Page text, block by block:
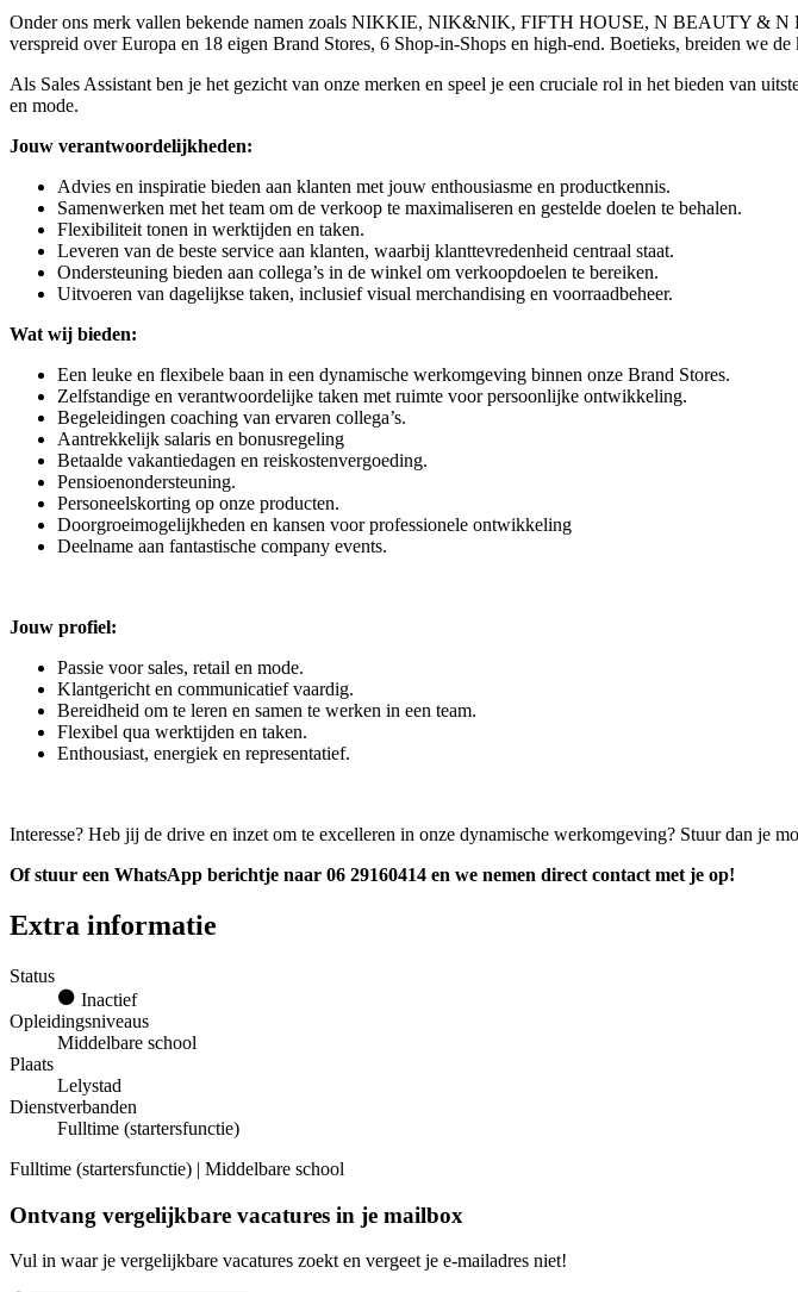
Onder ons merk vallen bekende namen zoals NIKKIE, NIK&NIK, FIFTH HOUSE, N BEAUTY & N
verspreid over Europa en 18 eigen Brand Stores, 6 Shop-in-Shops en high-end. Boetieks, breiden we
Als Sales Assistant ben je het gezicht van onze merken en speel je een cruciale rol in het bieden van
en mode.
Jouw verantwoordelijkheden:
Advies en inspiratie bieden aan klanten met jouw enthousiasme en productkennis.
Samenwerken met het team om de verkoop te maximaliseren en gestelde doelen te behalen.
Flexibiliteit tonen in werktijden en taken.
Leveren van de beste service aan klanten, waarbij klanttevredenheid centraal staat.
Ondersteuning bieden aan collega’s in de winkel om verkoopdoelen te bereiken.
Uitvoeren van dagelijkse taken, inclusief visual merchandising en voorraadbeheer.
Wat wij bieden:
Een leuke en flexibele baan in een dynamische werkomgeving binnen onze Brand Stores.
Zelfstandige en verantwoordelijke taken met ruimte voor persoonlijke ontwikkeling.
Begeleidingen coaching van ervaren collega’s.
Aantrekkelijk salaris en bonusregeling
Betaalde vakantiedagen en reiskostenvergoeding.
Pensioenondersteuning.
Personeelskorting op onze producten.
Doorgroeimogelijkheden en kansen voor professionele ontwikkeling
Deelname aan fantastische company events.
Jouw profiel:
Passie voor sales, retail en mode.
Klantgericht en communicatief vaardig.
Bereidheid om te leren en samen te werken in een team.
Flexibel qua werktijden en taken.
Enthousiast, energiek en representatief.
Interesse? Heb jij de drive en inzet om te excelleren in onze dynamische werkomgeving? Stuur dan
Of stuur een WhatsApp berichtje naar 06 29160414 en we nemen direct contact met je op!
Extra informatie
Status
Inactief
Opleidingsniveaus
Middelbare school
Plaats
Lelystad
Dienstverbanden
Fulltime (startersfunctie)
Fulltime (startersfunctie) | Middelbare school
Ontvang vergelijkbare vacatures in je mailbox
Vul in waar je vergelijkbare vacatures zoekt en vergeet je e-mailadres niet!